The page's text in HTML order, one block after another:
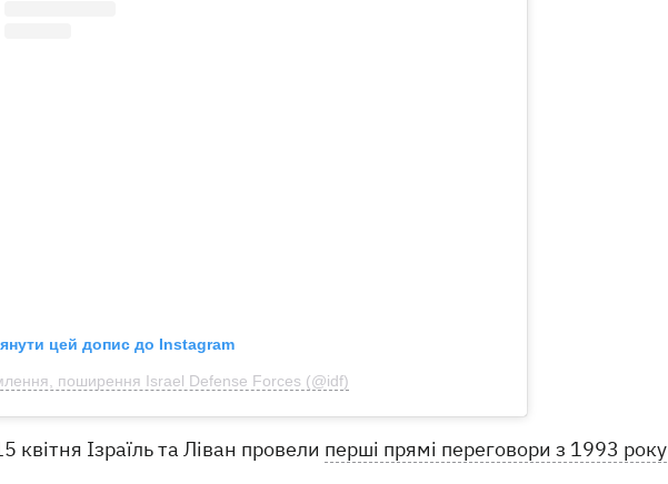
цей допис до Instagram
поширення Israel Defense Forces (@idf)
квітня Ізраїль та Ліван провели перші прямі переговори з 1993 року